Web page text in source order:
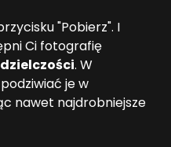
"Pobierz". I
Ci fotografię
. W
je w
nawet najdrobniejsze